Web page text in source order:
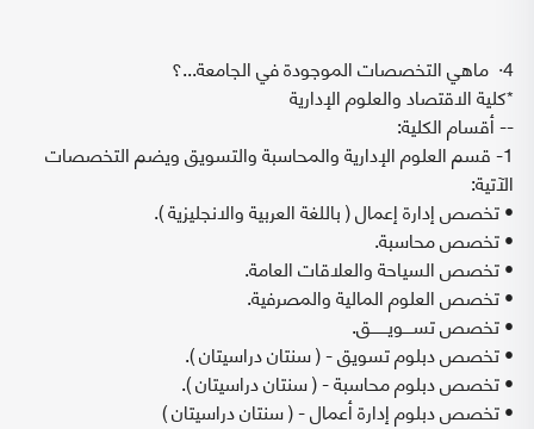
4· ماهي التخصصات الموجودة في الجامعة...؟
*كلية الاقتصاد والعلوم الإدارية
-- أقسام الكلية:
1- قسم العلوم الإدارية والمحاسبة والتسويق ويضم التخصصات
الآتية:
• تخصص إدارة إعمال ( باللغة العربية والانجليزية ).
• تخصص محاسبة.
• تخصص السياحة والعلاقات العامة.
• تخصص العلوم المالية والمصرفية.
• تخصص تســــويـــــــق.
• تخصص دبلوم تسويق - ( سنتان دراسيتان ).
• تخصص دبلوم محاسبة - ( سنتان دراسيتان ).
• تخصص دبلوم إدارة أعمال - ( سنتان دراسيتان )